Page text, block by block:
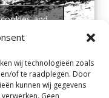
wij technologieën zoals
of te raadplegen. Door
kunnen wij gegevens
Geen
and